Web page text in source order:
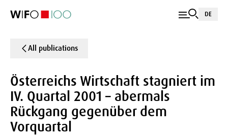
DE
All publications
Österreichs Wirtschaft stagniert im
IV. Quartal 2001 – abermals
Rückgang gegenüber dem
Vorquartal